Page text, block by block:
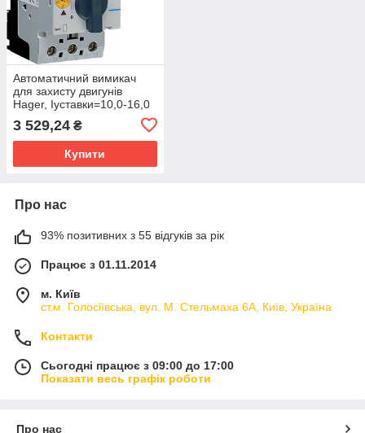
Автоматичний вимикач
для захисту двигунів
Hager, Іуставки=10,0-16,0
3 529,24 ₴
Купити
Про нас
93% позитивних з 55 відгуків за рік
Працює з 01.11.2014
м. Київ
ст.м. Голосіївська, вул. М. Стельмаха 6А, Київ, Україна
Контакти
Сьогодні працює з 09:00 до 17:00
Показати весь графік роботи
Про нас